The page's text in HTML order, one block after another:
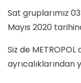
Sat gruplarımız
Mayıs 2020
Siz de
ayrıcalıklarından